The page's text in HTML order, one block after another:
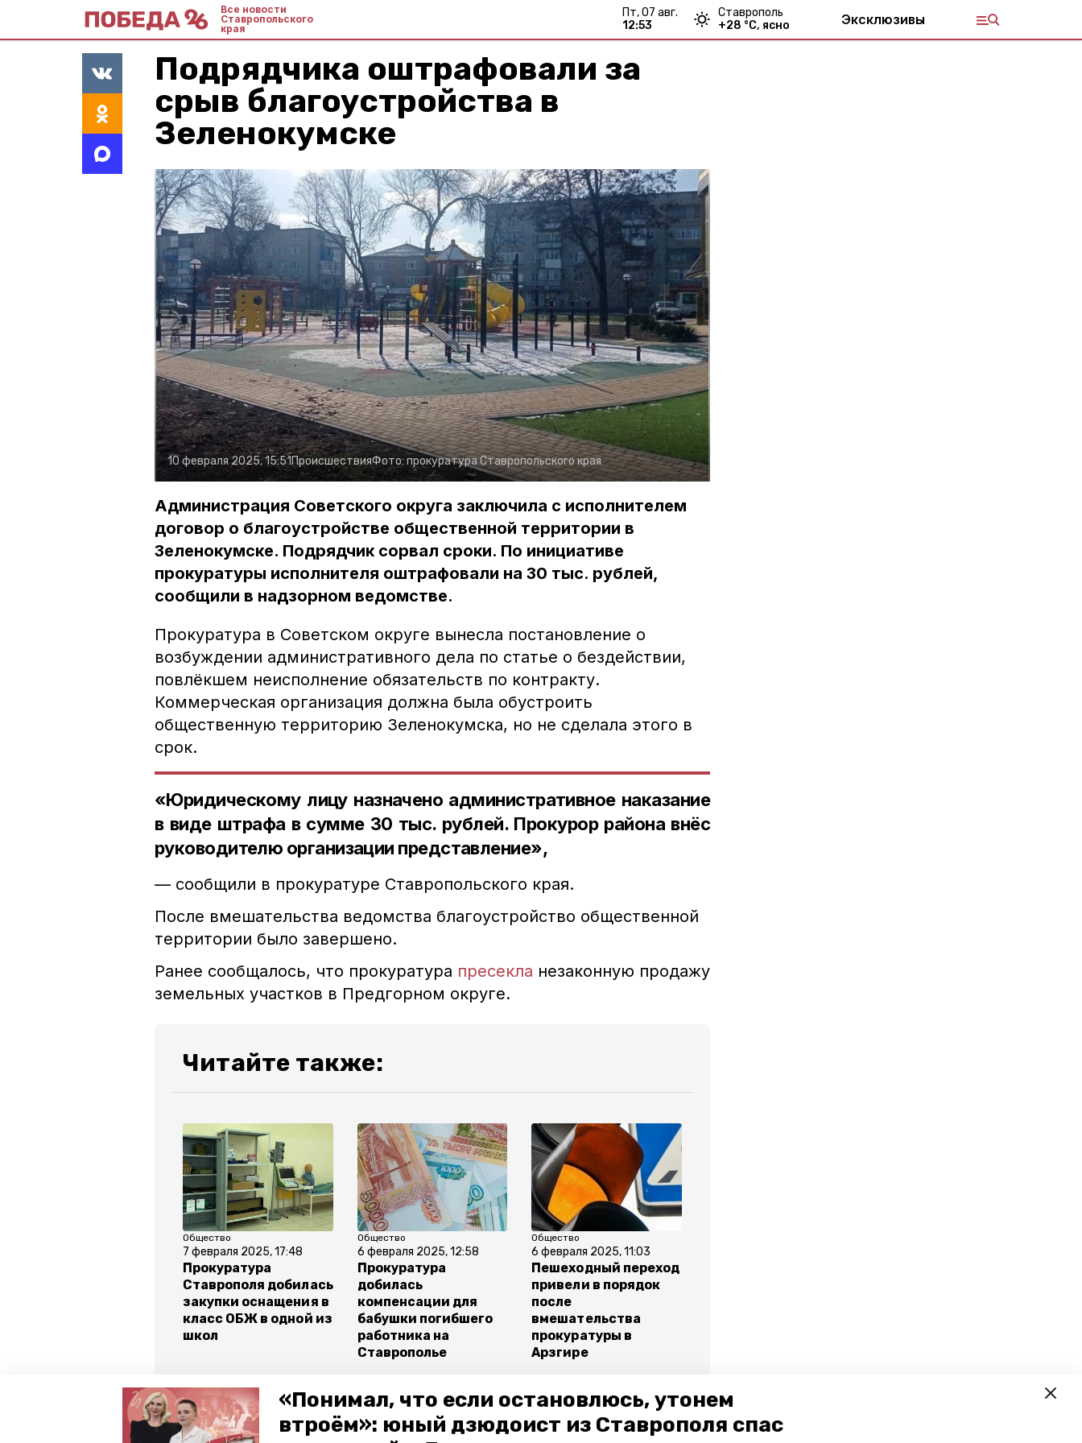
«Понимал, что если остановлюсь, утонем
втроём»: юный дзюдоист из Ставрополя спас
Все новости
Ставропольского
края
пт, 07 авг.
12:53
Ставрополь
+28 °С, ясно Эксклюзивы
Подрядчика оштрафовали за
срыв благоустройства в
Зеленокумске
10 февраля 2025, 15:51ПроисшествияФото:прокуратура Ставропольского края
Администрация Советского округа заключила с исполнителем
договор о благоустройстве общественной территории в
Зеленокумске. Подрядчик сорвал сроки. По инициативе
прокуратуры исполнителя оштрафовали на 30 тыс. рублей,
сообщили в надзорном ведомстве.
Прокуратура в Советском округе вынесла постановление о
возбуждении административного дела по статье о бездействии,
повлёкшем неисполнение обязательств по контракту.
Коммерческая организация должна была обустроить
общественную территорию Зеленокумска, но не сделала этого в
срок.
«Юридическому лицу назначено административное наказание
в виде штрафа в сумме 30 тыс. рублей. Прокурор района внёс
руководителю организации представление»,
— сообщили в прокуратуре Ставропольского края.
После вмешательства ведомства благоустройство общественной
территории было завершено.
Ранее сообщалось, что прокуратура пресекла незаконную продажу
земельных участков в Предгорном округе.
Читайте также:
Общество
7 февраля 2025, 17:48
Прокуратура
Ставрополя добилась
закупки оснащения в
класс ОБЖ в одной из
школ
Общество
6 февраля 2025, 12:58
Прокуратура
добилась
компенсации для
бабушки погибшего
работника на
Ставрополье
Общество
6 февраля 2025, 11:03
Пешеходный переход
привели в порядок
после
вмешательства
прокуратуры в
Арзгире
Все новости